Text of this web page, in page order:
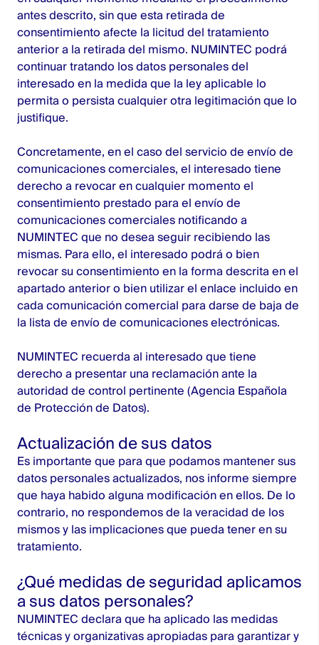
antes descrito, sin que esta retirada de
consentimiento afecte la licitud del tratamiento
anterior a la retirada del mismo. NUMINTEC podrá
continuar tratando los datos personales del
interesado en la medida que la ley aplicable lo
permita o persista cualquier otra legitimación que lo
justifique.
Concretamente, en el caso del servicio de envío de
comunicaciones comerciales, el interesado tiene
derecho a revocar en cualquier momento el
consentimiento prestado para el envío de
comunicaciones comerciales notificando a
NUMINTEC que no desea seguir recibiendo las
mismas. Para ello, el interesado podrá o bien
revocar su consentimiento en la forma descrita en el
apartado anterior o bien utilizar el enlace incluido en
cada comunicación comercial para darse de baja de
la lista de envío de comunicaciones electrónicas.
NUMINTEC recuerda al interesado que tiene
derecho a presentar una reclamación ante la
autoridad de control pertinente (Agencia Española
de Protección de Datos).
Actualización de sus datos
Es importante que para que podamos mantener sus
datos personales actualizados, nos informe siempre
que haya habido alguna modificación en ellos. De lo
contrario, no respondemos de la veracidad de los
mismos y las implicaciones que pueda tener en su
tratamiento.
¿Qué medidas de seguridad aplicamos
a sus datos personales?
NUMINTEC declara que ha aplicado las medidas
técnicas y organizativas apropiadas para garantizar y